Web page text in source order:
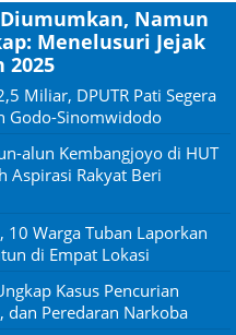
Namun
Menelusuri Jejak
2025
Miliar, DPUTR Pati Segera
Godo-Sinomwidodo
alun Kembangjoyo di HUT
Aspirasi Rakyat Beri
10 Warga Tuban Laporkan
di Empat Lokasi
Kasus Pencurian
dan Peredaran Narkoba